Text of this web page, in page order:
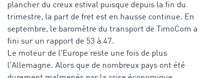
plancher du creux estival puisque depuis la fin du
trimestre, la part de fret est en hausse continue. En
septembre, le baromètre du transport de TimoCom a
fini sur un rapport de 53 à 47.
Le moteur de l'Europe reste une fois de plus
l'Allemagne. Alors que de nombreux pays ont été